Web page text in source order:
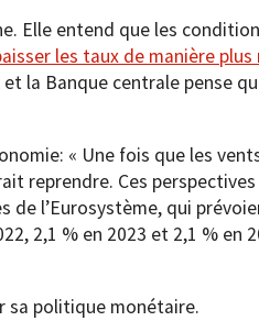
Elle entend que les
les taux de manière plus
la Banque centrale pense
« Une fois que les
reprendre. Ces
de l’Eurosystème, qui
2,1 % en 2023 et 2,1 % en
sa politique monétaire.